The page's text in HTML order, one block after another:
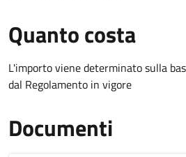
Quanto costa
L'importo viene determinato sulla
dal Regolamento in vigore
Documenti